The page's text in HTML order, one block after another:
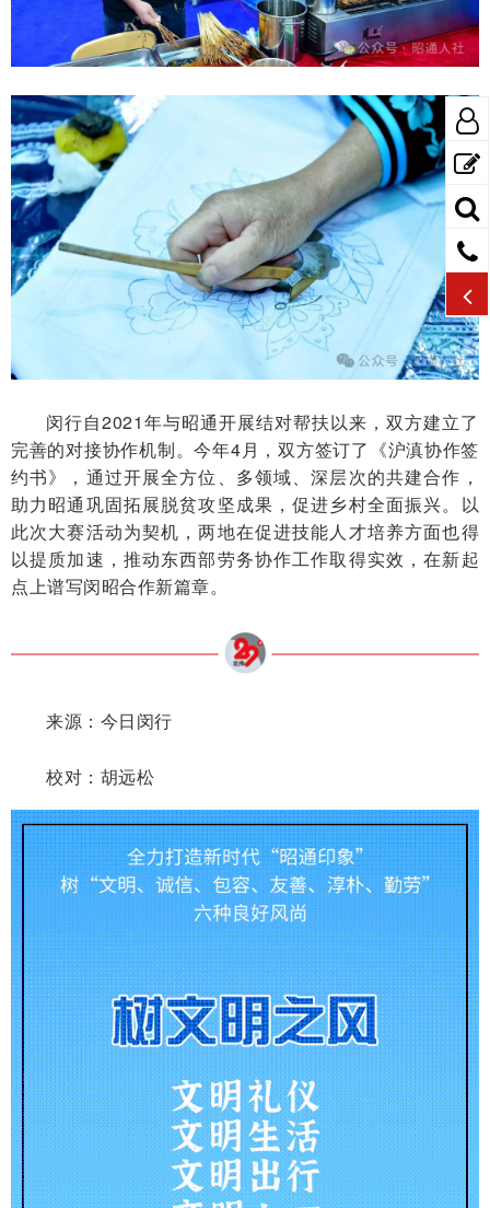
闵行自2021年与昭通开展结对帮扶以来，双方建立了
完善的对接协作机制。今年4月，双方签订了《沪滇协作签
约书》，通过开展全方位、多领域、深层次的共建合作，
助力昭通巩固拓展脱贫攻坚成果，促进乡村全面振兴。以
此次大赛活动为契机，两地在促进技能人才培养方面也得
以提质加速，推动东西部劳务协作工作取得实效，在新起
点上谱写闵昭合作新篇章。
来源：今日闵行
校对：胡远松